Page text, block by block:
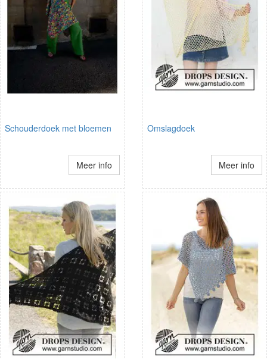
Schouderdoek met bloemen
Meer info
Omslagdoek
Meer info